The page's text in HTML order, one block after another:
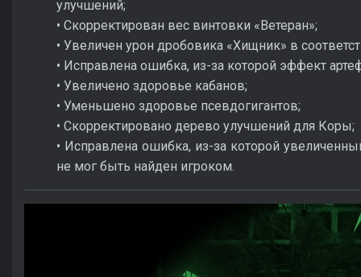
улучшений;
• Скорректирован вес винтовки «Ветеран»;
• Увеличен урон дробовика «Хищник» в
• Исправлена ошибка, из-за которой эффект
• Увеличено здоровье кабанов;
• Уменьшено здоровье псевдогигантов;
• Скорректировано дерево улучшений для Коры;
• Исправлена ошибка, из-за которой
не мог быть найден игроком.